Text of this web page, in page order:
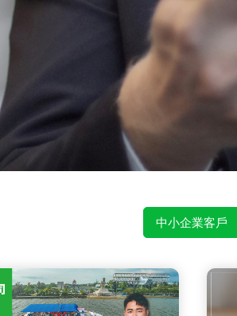
中小企業客戶